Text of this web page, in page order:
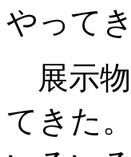
やって
展示物
てきた